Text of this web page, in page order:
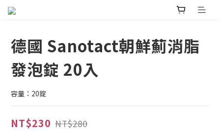
德國 Sanotact朝鮮薊消脂
發泡錠 20入
容量：20錠
NT$230 NT$280